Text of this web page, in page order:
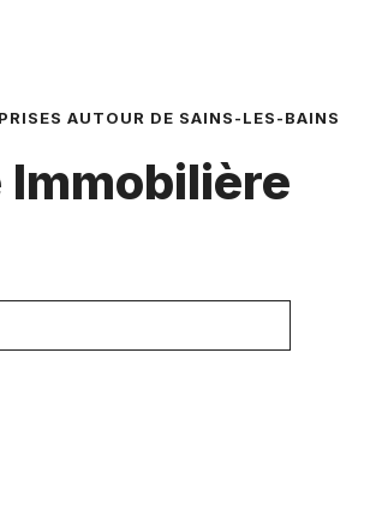
AUTOUR DE SAINS-LES-BAINS